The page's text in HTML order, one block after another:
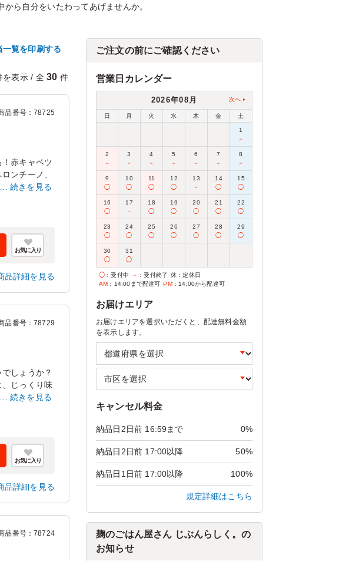
から自分をいたわってあげませんか。
一覧を印刷する
を表示 / 全 30 件
品番号：78725
赤キャベツ
ンチーノ、
バランスも
続きを見る
お気に入り
品詳細を見る
品番号：78729
しょうか？
じっくり味
ロットラペ
やロケにぴ
続きを見る
お気に入り
品詳細を見る
品番号：78724
ご注文の前にご確認ください
営業日カレンダー
2026年08月 次へ
日 月 火 水 木 金 土
1
－
2
－
3
－
4
－
5
－
6
－
7
－
8
－
9
◯
10
◯
11
◯
12
◯
13
－
14
◯
15
◯
16
◯
17
－
18
◯
19
◯
20
◯
21
◯
22
◯
23
◯
24
◯
25
◯
26
◯
27
◯
28
◯
29
◯
30
◯
31
◯
◯ ：受付中 － ：受付終了 休 ：定休日
AM ：14:00まで配達可 PM：14:00から配達可
お届けエリア
お届けエリアを選択いただくと、配達無料金額
を表示します。
キャンセル料金
納品日2日前 16:59まで 0%
納品日2日前 17:00以降 50%
納品日1日前 17:00以降 100%
規定詳細はこちら
麹のごはん屋さん じぶんらしく。の
お知らせ